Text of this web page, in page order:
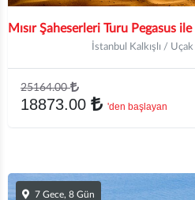
İstanbul Kalkışlı /
25164.00
18873.00 'den başlayan
7 Gece, 8 Gün